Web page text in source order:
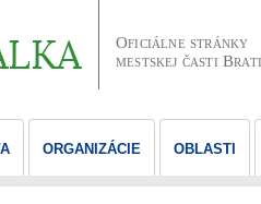
Oficiálne stránky
mestskej časti
ORGANIZÁCIE OBLASTI